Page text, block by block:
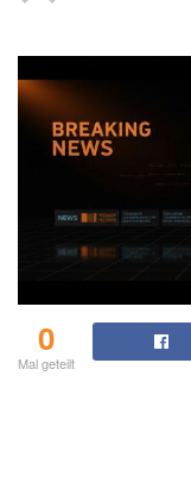
0
Mal geteilt